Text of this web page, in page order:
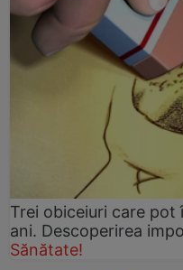
Trei obiceiuri care pot
ani. Descoperirea
Sănătate!